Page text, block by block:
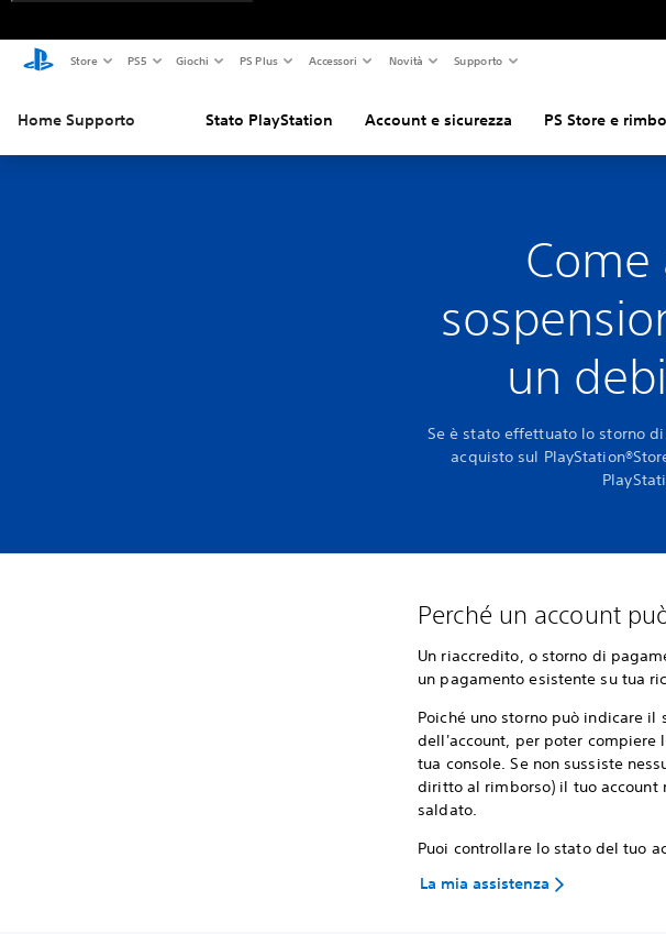
Store PS5 Giochi PS Plus Accessori Novità Supporto
Home Supporto Stato PlayStation Account e sicurezza PS Store e
Come
un
Se è stato effettuato lo storno
acquisto sul
Perché un account
Un riaccredito, o storno di
un pagamento esistente su tua
Poiché uno storno può indicare
dell'account, per poter compiere
tua console. Se non sussiste
diritto al rimborso) il tuo account
saldato.
Puoi controllare lo stato del tuo
La mia assistenza